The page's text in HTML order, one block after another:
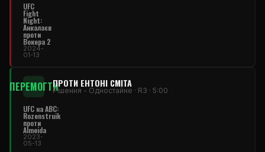
UFC
Fight
Night:
Анкалаєв
проти
Вокера 2
2024-
01-13
ПЕРЕМОГТИПРОТИ ЕНТОНІ СМІТА
Рішення - Одностайне · R3 · 5:00
UFC на ABC:
Rozenstruik
проти
Almeida
2023-
05-13